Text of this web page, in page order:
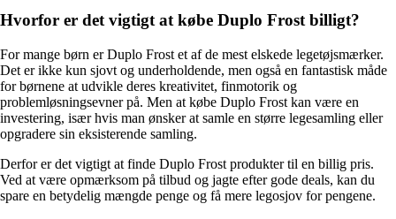
Hvorfor er det vigtigt at købe Duplo Frost billigt?
For mange børn er Duplo Frost et af de mest elskede legetøjsmærker.
Det er ikke kun sjovt og underholdende, men også en fantastisk måde
for børnene at udvikle deres kreativitet, finmotorik og
problemløsningsevner på. Men at købe Duplo Frost kan være en
investering, især hvis man ønsker at samle en større legesamling eller
opgradere sin eksisterende samling.
Derfor er det vigtigt at finde Duplo Frost produkter til en billig pris.
Ved at være opmærksom på tilbud og jagte efter gode deals, kan du
spare en betydelig mængde penge og få mere legosjov for pengene.